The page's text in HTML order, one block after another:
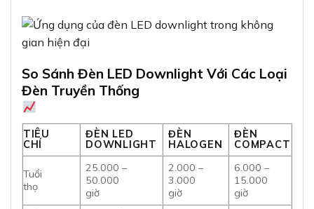
So Sánh Đèn LED Downlight Với Các Loại
Đèn Truyền Thống
TIÊU
CHÍ
ĐÈN LED
DOWNLIGHT
ĐÈN
HALOGEN
ĐÈN
COMPACT
Tuổi
thọ
25.000 –
50.000
giờ
2.000 –
3.000
giờ
6.000 –
15.000
giờ